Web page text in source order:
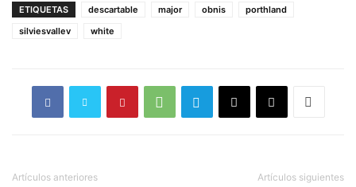
ETIQUETAS
descartable major obnis
porthland
silviesvallev
white
Artículos anteriores Artículos siguientes